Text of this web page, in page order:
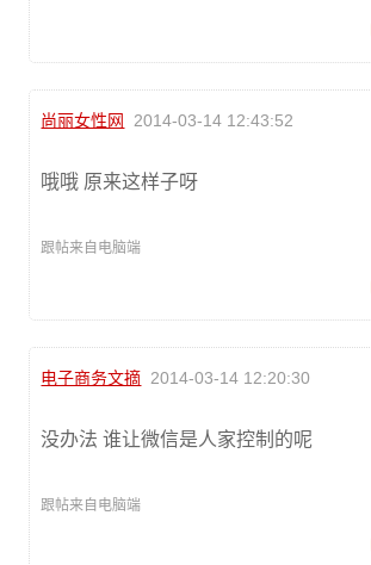
尚丽女性网 2014-03-14 12:43:52
哦哦 原来这样子呀
跟帖来自电脑端
电子商务文摘 2014-03-14 12:20:30
没办法 谁让微信是人家控制的呢
跟帖来自电脑端